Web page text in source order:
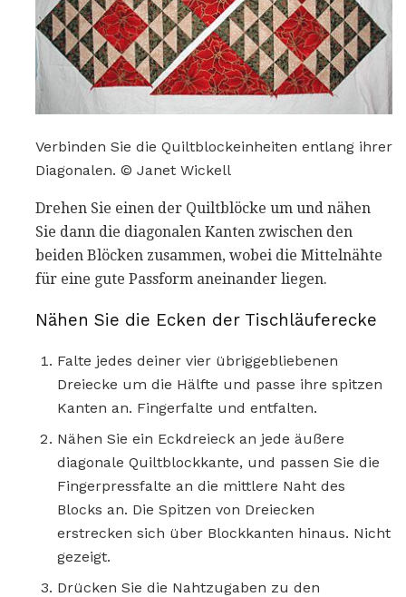
Verbinden Sie die Quiltblockeinheiten entlang ihrer
Diagonalen. © Janet Wickell
Drehen Sie einen der Quiltblöcke um und nähen
Sie dann die diagonalen Kanten zwischen den
beiden Blöcken zusammen, wobei die Mittelnähte
für eine gute Passform aneinander liegen.
Nähen Sie die Ecken der Tischläuferecke
Falte jedes deiner vier übriggebliebenen
Dreiecke um die Hälfte und passe ihre spitzen
Kanten an. Fingerfalte und entfalten.
Nähen Sie ein Eckdreieck an jede äußere
diagonale Quiltblockkante, und passen Sie die
Fingerpressfalte an die mittlere Naht des
Blocks an. Die Spitzen von Dreiecken
erstrecken sich über Blockkanten hinaus. Nicht
gezeigt.
Drücken Sie die Nahtzugaben zu den